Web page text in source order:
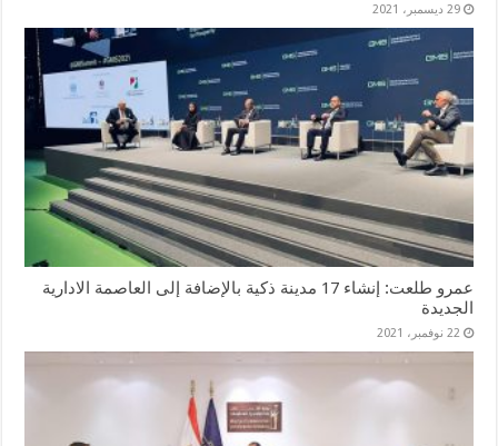
29 ديسمبر، 2021
عمرو طلعت: إنشاء 17 مدينة ذكية بالإضافة إلى العاصمة الادارية
الجديدة
22 نوفمبر، 2021